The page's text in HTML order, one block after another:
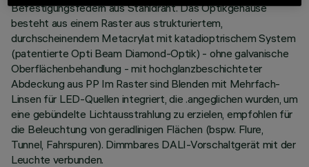
Befestigungsfedern aus Stahldraht. Das Optikgehäuse
besteht aus einem Raster aus strukturiertem,
durchscheinendem Metacrylat mit katadioptrischem System
(patentierte Opti Beam Diamond-Optik) - ohne galvanische
Oberflächenbehandlung - mit hochglanzbeschichteter
Abdeckung aus PP Im Raster sind Blenden mit Mehrfach-
Linsen für LED-Quellen integriert, die .angeglichen wurden, um
eine gebündelte Lichtausstrahlung zu erzielen, empfohlen für
die Beleuchtung von geradlinigen Flächen (bspw. Flure,
Tunnel, Fahrspuren). Dimmbares DALI-Vorschaltgerät mit der
Leuchte verbunden.